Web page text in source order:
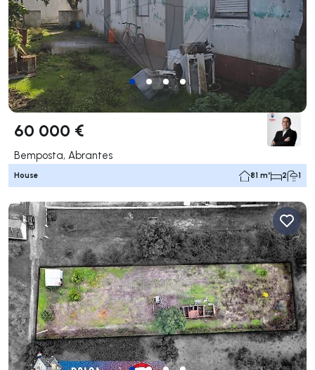
60 000 €
Bemposta, Abrantes
House 81 m² 2 1